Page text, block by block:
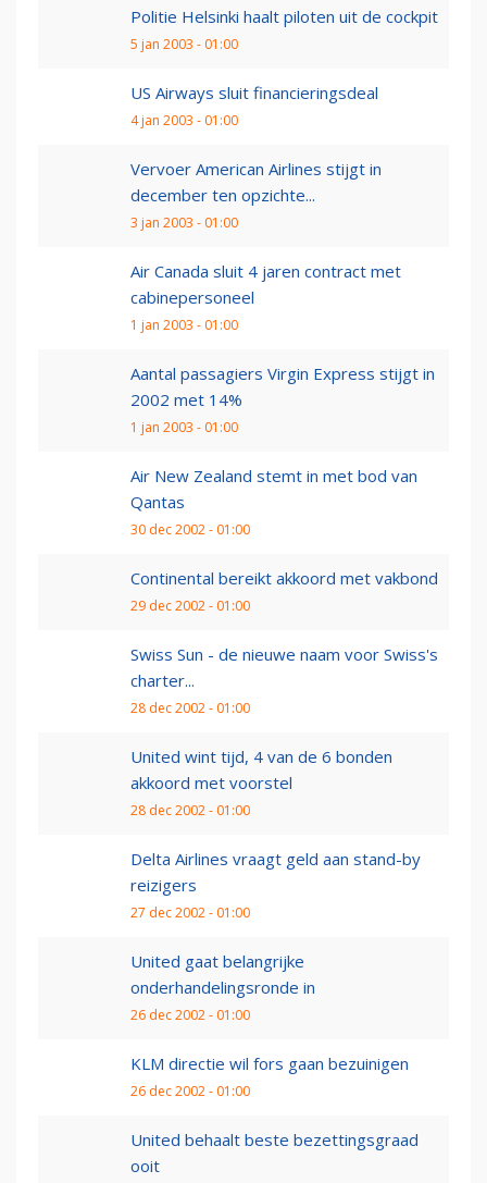
Politie Helsinki haalt piloten uit de cockpit
5 jan 2003 - 01:00
US Airways sluit financieringsdeal
4 jan 2003 - 01:00
Vervoer American Airlines stijgt in
december ten opzichte...
3 jan 2003 - 01:00
Air Canada sluit 4 jaren contract met
cabinepersoneel
1 jan 2003 - 01:00
Aantal passagiers Virgin Express stijgt in
2002 met 14%
1 jan 2003 - 01:00
Air New Zealand stemt in met bod van
Qantas
30 dec 2002 - 01:00
Continental bereikt akkoord met vakbond
29 dec 2002 - 01:00
Swiss Sun - de nieuwe naam voor Swiss's
charter...
28 dec 2002 - 01:00
United wint tijd, 4 van de 6 bonden
akkoord met voorstel
28 dec 2002 - 01:00
Delta Airlines vraagt geld aan stand-by
reizigers
27 dec 2002 - 01:00
United gaat belangrijke
onderhandelingsronde in
26 dec 2002 - 01:00
KLM directie wil fors gaan bezuinigen
26 dec 2002 - 01:00
United behaalt beste bezettingsgraad
ooit